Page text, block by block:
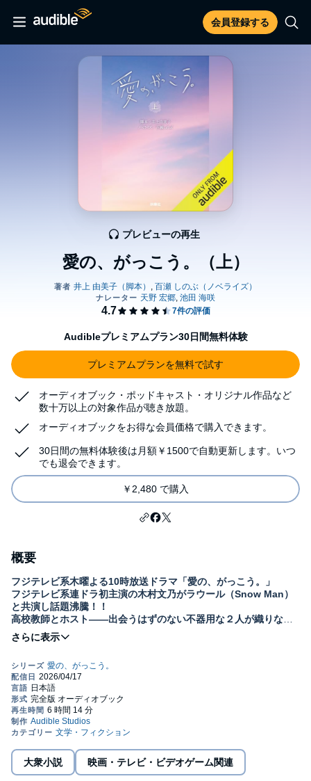
会員登録する
愛の、がっこう。（上）
プレビューの再生
Audibleプレミアムプラン30日間無料体験
プレミアムプランを無料で試す
オーディオブック・ポッドキャスト・オリジナル作品など
数十万以上の対象作品が聴き放題。
オーディオブックをお得な会員価格で購入できます。
30日間の無料体験後は月額￥1500で自動更新します。いつ
でも退会できます。
￥2,480 で購入
概要
フジテレビ系木曜よる10時放送ドラマ「愛の、がっこう。」
フジテレビ系連ドラ初主演の木村文乃がラウール（Snow Man）
と共演し話題沸騰！！
高校教師とホスト――出会うはずのない不器用な２人が織りなす
禁断の純愛物語が小説でも楽しめる！！
生徒たちの反抗や理不尽な保護者に悩みながら、
恋人・川原洋二との将来にも不安があり、心のどこかで
“こんなところから逃げ出したい”と願いつつ日々をやり過ごしてい
た。
ある日、愛実は教え子が悪徳ホストにのめり込んでいると聞き、
ホストクラブ「THE JOKER」で働くカヲル・23歳と出会う。
に、
愛実は漢字の読み書きや社会の仕組みを教える秘密の“個人授業”を
大衆小説 映画・テレビ・ビデオゲーム関連